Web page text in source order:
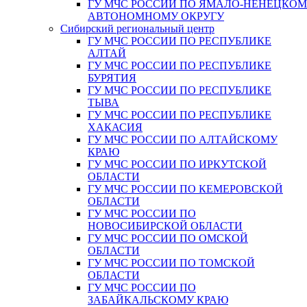
ГУ МЧС РОССИИ ПО ЯМАЛО-
АВТОНОМНОМУ ОКРУГУ
Сибирский региональный центр
ГУ МЧС РОССИИ ПО РЕСПУБЛИКЕ
АЛТАЙ
ГУ МЧС РОССИИ ПО РЕСПУБЛИКЕ
БУРЯТИЯ
ГУ МЧС РОССИИ ПО РЕСПУБЛИКЕ
ТЫВА
ГУ МЧС РОССИИ ПО РЕСПУБЛИКЕ
ХАКАСИЯ
ГУ МЧС РОССИИ ПО АЛТАЙСКОМУ
КРАЮ
ГУ МЧС РОССИИ ПО ИРКУТСКОЙ
ОБЛАСТИ
ГУ МЧС РОССИИ ПО КЕМЕРОВСКОЙ
ОБЛАСТИ
ГУ МЧС РОССИИ ПО
НОВОСИБИРСКОЙ ОБЛАСТИ
ГУ МЧС РОССИИ ПО ОМСКОЙ
ОБЛАСТИ
ГУ МЧС РОССИИ ПО ТОМСКОЙ
ОБЛАСТИ
ГУ МЧС РОССИИ ПО
ЗАБАЙКАЛЬСКОМУ КРАЮ